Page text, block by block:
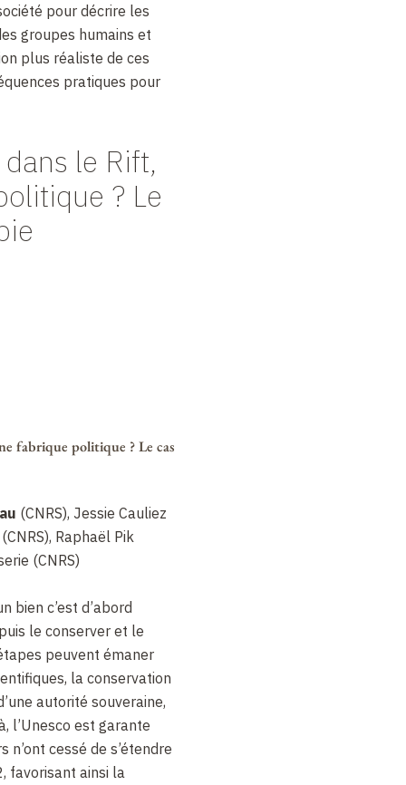
pour décrire les
groupes humains et
plus réaliste de ces
pratiques pour
le Rift,
? Le
fabrique politique ? Le cas
(CNRS), Jessie Cauliez
Raphaël Pik
(CNRS)
bien c’est d’abord
le conserver et le
peuvent émaner
la conservation
autorité souveraine,
l’Unesco est garante
n’ont cessé de s’étendre
favorisant ainsi la